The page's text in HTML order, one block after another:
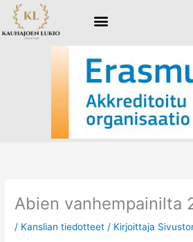
Siirry
sisältöön
Abien vanhempainilta
/ Kanslian tiedotteet / Kirjoittaja